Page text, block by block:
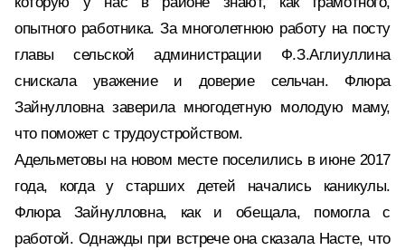
опытного работника. За многолетнюю работу на посту
главы сельской администрации Ф.З.Аглиуллина
снискала уважение и доверие сельчан. Флюра
Зайнулловна заверила многодетную молодую маму,
что поможет с трудоустройством.
Адельметовы на новом месте поселились в июне 2017
года, когда у старших детей начались каникулы.
Флюра Зайнулловна, как и обещала, помогла с
работой. Однажды при встрече она сказала Насте, что